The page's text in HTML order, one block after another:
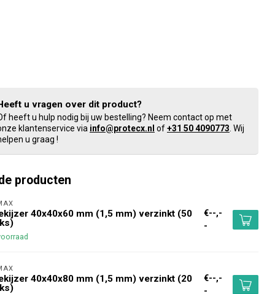
u vragen over dit product?
heeft u hulp nodig bij uw bestelling? Neem contact op met
klantenservice via info@protecx.nl of+31 50 4090773 . Wij
u graag !
producten
40x40x60 mm (1,5 mm) verzinkt (50
€--,-
-
40x40x80 mm (1,5 mm) verzinkt (20
€--,-
-